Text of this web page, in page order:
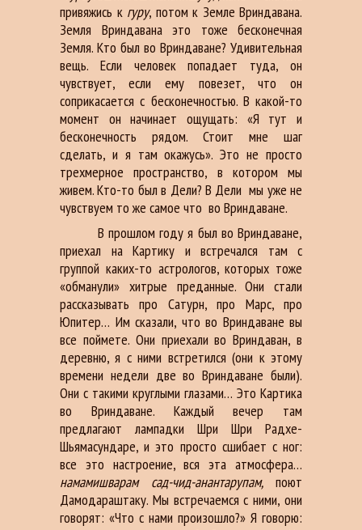
привяжись к гуру, потом к Земле Вриндавана.
Земля Вриндавана это тоже бесконечная
Земля. Кто был во Вриндаване? Удивительная
вещь. Если человек попадает туда, он
чувствует, если ему повезет, что он
соприкасается с бесконечностью. В какой-то
момент он начинает ощущать: «Я тут и
бесконечность рядом. Стоит мне шаг
сделать, и я там окажусь». Это не просто
трехмерное пространство, в котором мы
живем. Кто-то был в Дели? В Дели мы уже не
чувствуем то же самое что во Вриндаване.
В прошлом году я был во Вриндаване,
приехал на Картику и встречался там с
группой каких-то астрологов, которых тоже
«обманули» хитрые преданные. Они стали
рассказывать про Сатурн, про Марс, про
Юпитер… Им сказали, что во Вриндаване вы
все поймете. Они приехали во Вриндаван, в
деревню, я с ними встретился (они к этому
времени недели две во Вриндаване были).
Они с такими круглыми глазами… Это Картика
во Вриндаване. Каждый вечер там
предлагают лампадки Шри Шри Радхе-
Шьямасундаре, и это просто сшибает с ног:
все это настроение, вся эта атмосфера…
намамишварам сад-чид-анантарупам, поют
Дамодараштаку. Мы встречаемся с ними, они
говорят: «Что с нами произошло?» Я говорю: